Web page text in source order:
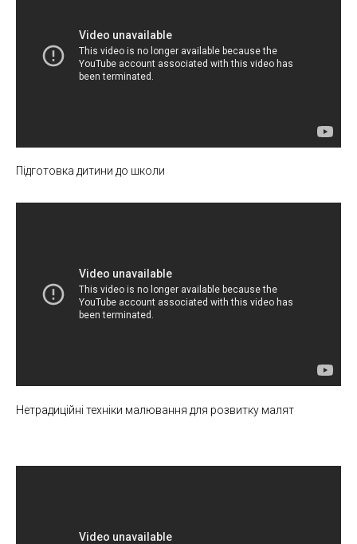
Підготовка дитини до школи
Нетрадиційні техніки малювання для розвитку малят